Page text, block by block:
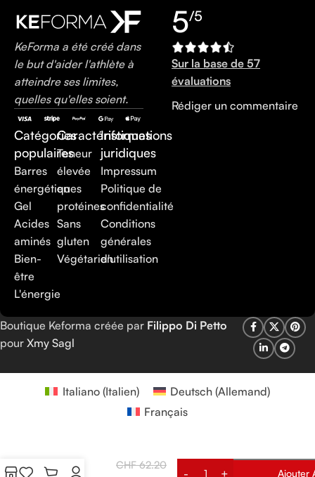
KeForma a été créé dans
le but d'aider l'athlète à
atteindre ses limites,
quelles qu'elles soient.
Catégories
populaires
Barres
énergétiques
Gel
Acides
aminés
Bien-
être
L'énergie
Caractéristiques
Teneur
élevée
en
protéines
Sans
gluten
Végétarien
Informations
juridiques
Impressum
Politique de
confidentialité
Conditions
générales
d'utilisation
5/5
Sur la base de 57
évaluations
Rédiger un commentaire
Boutique Keforma créée par Filippo Di Petto
pour Xmy Sagl
BARRES
CHF62.20
Ajouter
Alternative:
Italiano(Italien) Deutsch(Allemand)
Français